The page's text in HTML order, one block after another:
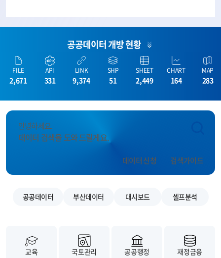
공공데이터 개방 현황
FILE
2,671
API
331
LINK
9,374
SHP
51
SHEET
2,449
CHART
164
MAP
283
안녕하세요.
데이터 검색을 도와 드릴게요.
데이터 신청 검색가이드
공공데이터 부산데이터 대시보드 셀프분석
교육 국토관리 공공행정 재정금융